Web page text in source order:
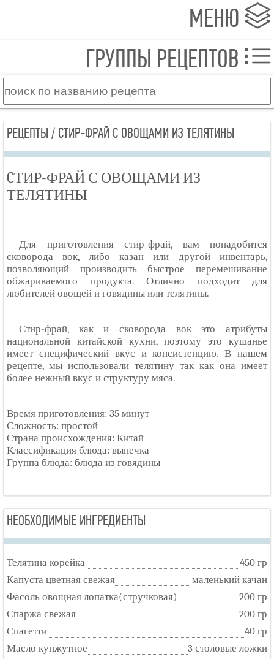
МЕНЮ
ГРУППЫ РЕЦЕПТОВ
РЕЦЕПТЫ / CТИР-ФРАЙ С ОВОЩАМИ ИЗ ТЕЛЯТИНЫ
CТИР-ФРАЙ С ОВОЩАМИ ИЗ
ТЕЛЯТИНЫ
Для приготовления стир-фрай, вам понадобится
сковорода вок, либо казан или другой инвентарь,
позволяющий производить быстрое перемешивание
обжариваемого продукта. Отлично подходит для
любителей овощей и говядины или телятины.
Стир-фрай, как и сковорода вок это атрибуты
национальной китайской кухни, поэтому это кушанье
имеет специфический вкус и консистенцию. В нашем
рецепте, мы использовали телятину так как она имеет
более нежный вкус и структуру мяса.
Время приготовления: 35 минут
Сложность: простой
Страна происхождения: Китай
Классификация блюда: выпечка
Группа блюда: блюда из говядины
НЕОБХОДИМЫЕ ИНГРЕДИЕНТЫ
Телятина корейка
450 гр
Капуста цветная свежая
маленький качан
Фасоль овощная лопатка(стручковая)
200 гр
Спаржа свежая
200 гр
Спагетти
40 гр
Масло кунжутное
3 столовые ложки